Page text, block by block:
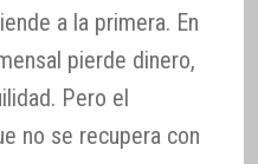
a la primera. En
pierde dinero,
Pero el
no se recupera con